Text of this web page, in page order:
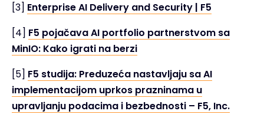
[3] Enterprise AI Delivery and Security | F5
[4] F5 pojačava AI portfolio partnerstvom sa
MinIO: Kako igrati na berzi
[5] F5 studija: Preduzeća nastavljaju sa AI
implementacijom uprkos prazninama u
upravljanju podacima i bezbednosti – F5, Inc.